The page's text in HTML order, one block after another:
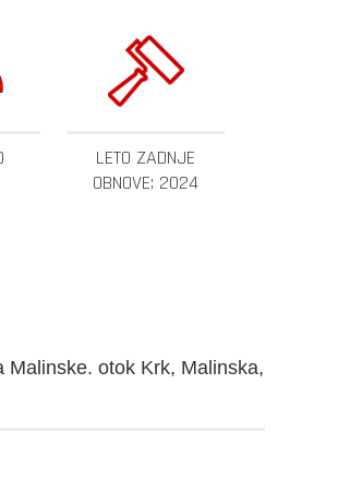
LETO ZADNJE
OBNOVE: 2024
otok Krk, Malinska,